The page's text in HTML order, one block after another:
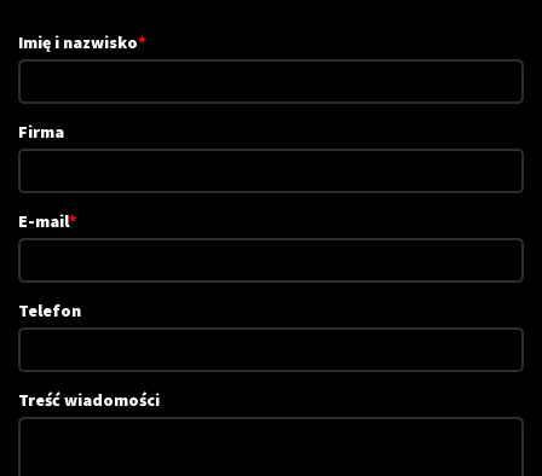
Imię i nazwisko*
Firma
E-mail*
Telefon
Treść wiadomości